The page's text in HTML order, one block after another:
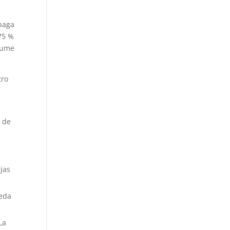
%
de